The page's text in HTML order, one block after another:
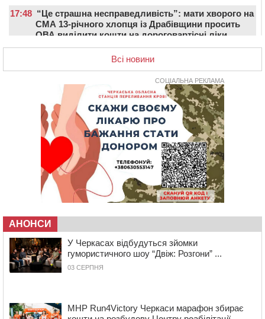
17:48 “Це страшна несправедливість”: мати хворого на
СМА 13-річного хлопця із Драбівщини просить
ОВА виділити кошти на дороговартісні ліки
На Уманщині судитимуть колишню очільницю відділу
освіти через закупівлю електрики за завищеною
У Черкасах провели в останню путь двох
загиблих воїнів
До 1 вересня у Черкасах оновлюють дорожню
розмітку біля навчальних закладів (ФОТОФАКТ)
На честь загиблого захисника і чемпіона світу в
Черкасах відкрили спортивно-реабілітаційний центр
На Звенигородщині, попри заборону міськради,
проведуть “Ше.Fest”
роботі електромереж та комунальних служб
14:02 На Черкащині намолотили перший мільйон тонн
зерна нового врожаю
13:40 На Кам’янщині сталася масштабна пожежа
сміттєзвалища
Всі новини
СОЦІАЛЬНА РЕКЛАМА
АНОНСИ
У Черкасах відбудуться зйомки
гумористичного шоу “Двіж: Розгони” ...
03 СЕРПНЯ
MHP Run4Victory Черкаси марафон збирає